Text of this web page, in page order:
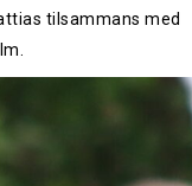
tilsammans med